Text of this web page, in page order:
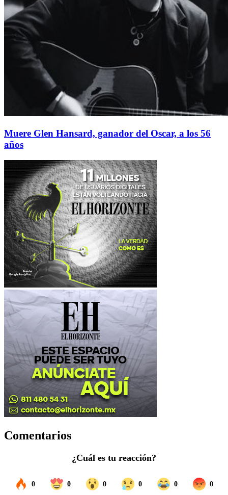
Muere Glen Hansard, ganador del Oscar, a los 56
años
Comentarios